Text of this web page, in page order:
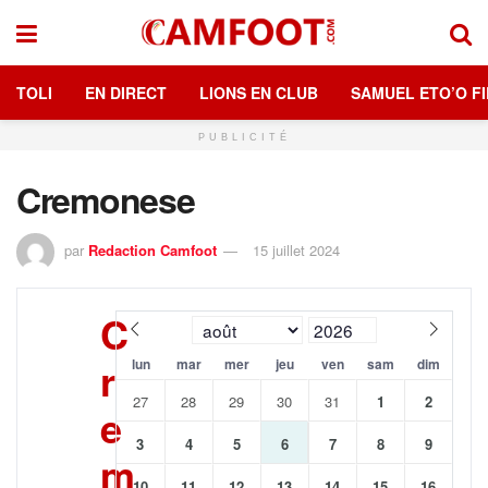
TOLI EN DIRECT LIONS EN CLUB SAMUEL ETO’O
PUBLICITÉ
Cremonese
par Redaction Camfoot 15 juillet 2024
C
r
e
m
lun mar mer jeu ven sam dim
27 28 29 30 31 1 2
3 4 5 6 7 8 9